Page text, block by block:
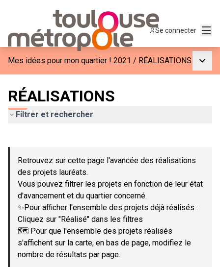
Se connecter
Mes idées pour mon quartier ! 2021 / RÉALISATIONS
RÉALISATIONS
Filtrer et rechercher
−
Retrouvez sur cette page l'avancée des réalisations
des projets lauréats.
Vous pouvez filtrer les projets en fonction de leur état
d'avancement et du quartier concerné.
✨Pour afficher l'ensemble des projets déjà réalisés :
Cliquez sur "Réalisé" dans les filtres
🗺️ Pour que l'ensemble des projets réalisés
s'affichent sur la carte, en bas de page, modifiez le
nombre de résultats par page.